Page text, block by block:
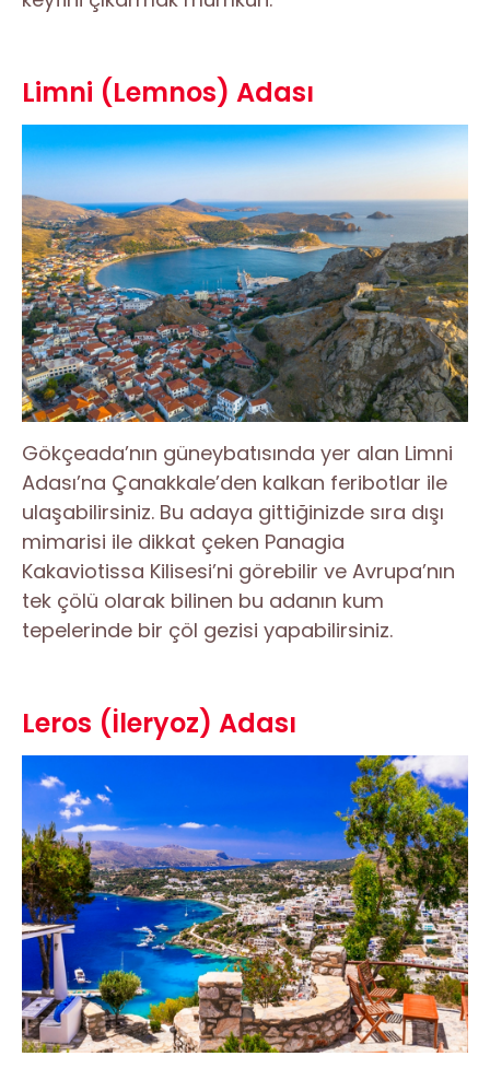
Limni (Lemnos) Adası
Gökçeada’nın güneybatısında yer alan Limni
Adası’na Çanakkale’den kalkan feribotlar ile
ulaşabilirsiniz. Bu adaya gittiğinizde sıra dışı
mimarisi ile dikkat çeken Panagia
Kakaviotissa Kilisesi’ni görebilir ve Avrupa’nın
tek çölü olarak bilinen bu adanın kum
tepelerinde bir çöl gezisi yapabilirsiniz.
Leros (İleryoz) Adası